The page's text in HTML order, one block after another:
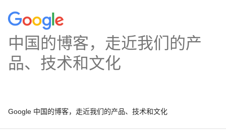
中国的博客，走近我们的产
品、技术和文化
Google 中国的博客，走近我们的产品、技术和文化